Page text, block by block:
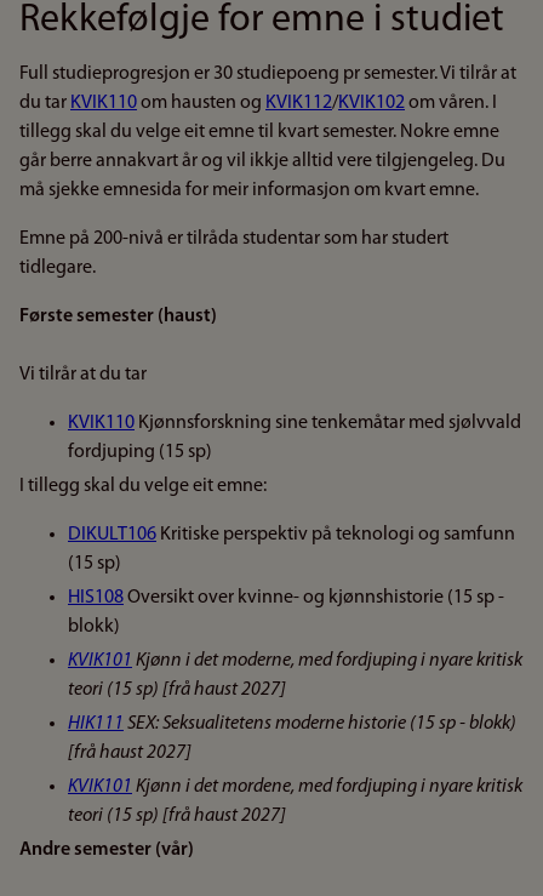
Rekkefølgje for emne i studiet
Full studieprogresjon er 30 studiepoeng pr semester. Vi tilrår at
du tar KVIK110om hausten og KVIK112/KVIK102om våren. I
tillegg skal du velge eit emne til kvart semester. Nokre emne
går berre annakvart år og vil ikkje alltid vere tilgjengeleg. Du
må sjekke emnesida for meir informasjon om kvart emne.
Emne på 200-nivå er tilråda studentar som har studert
tidlegare.
Første semester (haust)
Vi tilrår at du tar
KVIK110 Kjønnsforskning sine tenkemåtar med sjølvvald
fordjuping (15 sp)
I tillegg skal du velge eit emne:
DIKULT106 Kritiske perspektiv på teknologi og samfunn
(15 sp)
HIS108Oversikt over kvinne- og kjønnshistorie (15 sp -
blokk)
KVIK101 Kjønn i det moderne, med fordjuping i nyare kritisk
teori (15 sp) [frå haust 2027]
HIK111 SEX: Seksualitetens moderne historie (15 sp - blokk)
[frå haust 2027]
KVIK101 Kjønn i det mordene, med fordjuping i nyare kritisk
teori (15 sp) [frå haust 2027]
Andre semester (vår)